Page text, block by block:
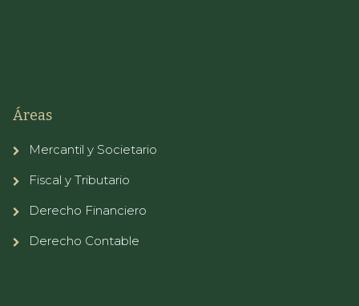
Áreas
Mercantil y Societario
Fiscal y Tributario
Derecho Financiero
Derecho Contable